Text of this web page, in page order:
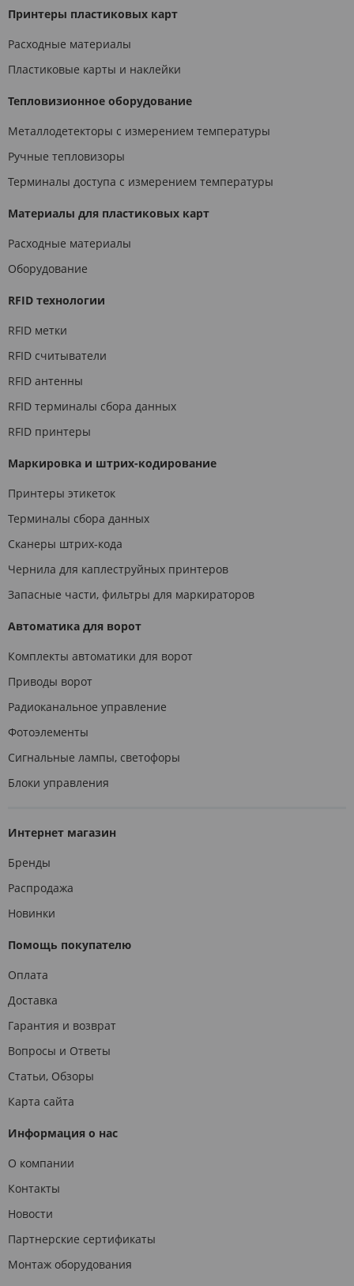
Принтеры пластиковых карт
Расходные материалы
Пластиковые карты и наклейки
Тепловизионное оборудование
Металлодетекторы с измерением температуры
Ручные тепловизоры
Терминалы доступа с измерением температуры
Материалы для пластиковых карт
Расходные материалы
Оборудование
RFID технологии
RFID метки
RFID считыватели
RFID антенны
RFID терминалы сбора данных
RFID принтеры
Маркировка и штрих-кодирование
Принтеры этикеток
Терминалы сбора данных
Сканеры штрих-кода
Чернила для каплеструйных принтеров
Запасные части, фильтры для маркираторов
Автоматика для ворот
Комплекты автоматики для ворот
Приводы ворот
Радиоканальное управление
Фотоэлементы
Сигнальные лампы, светофоры
Блоки управления
Интернет магазин
Бренды
Распродажа
Новинки
Помощь покупателю
Оплата
Доставка
Гарантия и возврат
Вопросы и Ответы
Статьи, Обзоры
Карта сайта
Информация о нас
О компании
Контакты
Новости
Партнерские сертификаты
Монтаж оборудования